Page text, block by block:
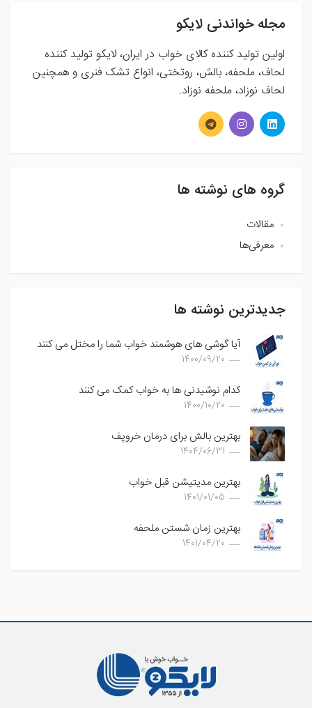
مجله خواندنی لایکو
اولین تولید کننده کالای خواب در ایران، لایکو تولید کننده
لحاف، ملحفه، بالش، روتختی، انواع تشک فنری و همچنین
لحاف نوزاد، ملحفه نوزاد.
گروه های نوشته ها
مقالات
معرفی‌ها
جدیدترین نوشته ها
آیا گوشی های هوشمند خواب شما را مختل می کنند
1400/09/20
کدام نوشیدنی ها به خواب کمک می کنند
1400/10/20
بهترین بالش برای درمان خروپف
1404/06/31
بهترین مدیتیشن قبل خواب
1401/01/05
بهترین زمان شستن ملحفه
1401/04/20